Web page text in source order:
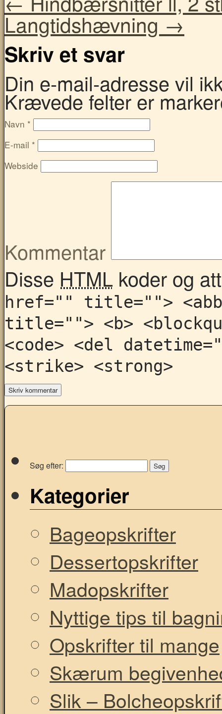
Langtidshævning→
Skriv et svar
Din e-mail-adresse vil
Krævede felter er
Navn *
E-mail *
Webside
Kommentar
Disse HTML koder og
href="" title="">
title=""> <b>
<code> <del
<strike> <strong>
Søg efter:
Kategorier
Bageopskrifter
Dessertopskrifter
Madopskrifter
Nyttige tips til
Opskrifter til mange
Skærum
Slik –